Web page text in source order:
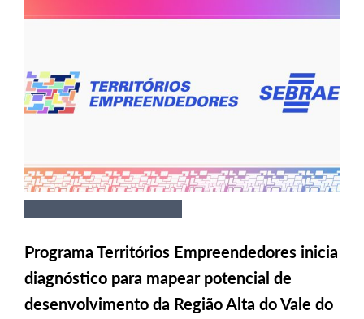
Programa Territórios Empreendedores inicia
diagnóstico para mapear potencial de
desenvolvimento da Região Alta do Vale do